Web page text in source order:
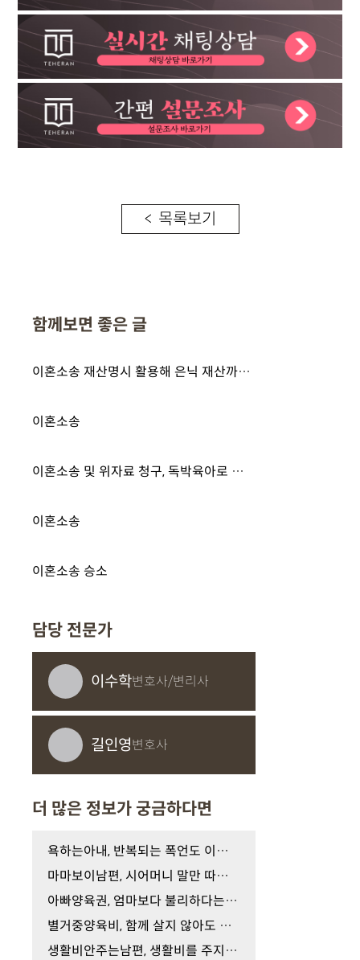
< 목록보기
함께보면 좋은 글
이혼소송 재산명시 활용해 은닉 재산까지 분할 비율에 산정 성공한 사례
이혼소송
이혼소송 및 위자료 청구, 독박육아로 이혼 및 상대방에게 위자료를 청구한 사례
이혼소송
이혼소송 승소
담당 전문가
이수학변호사/변리사
길인영변호사
더 많은 정보가 궁금하다면
욕하는아내, 반복되는 폭언도 이혼 사유가 될 수 있…
마마보이남편, 시어머니 말만 따르는 것도 이혼 사유…
아빠양육권, 엄마보다 불리하다는 말 사실일까요?
별거중양육비, 함께 살지 않아도 양육비를 지급해야 …
생활비안주는남편, 생활비를 주지 않는 것도 이혼 사…